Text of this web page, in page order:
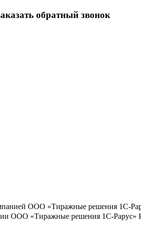
обратный звонок
ООО «Тиражные решения 1С-
ООО «Тиражные решения 1С-Рарус»